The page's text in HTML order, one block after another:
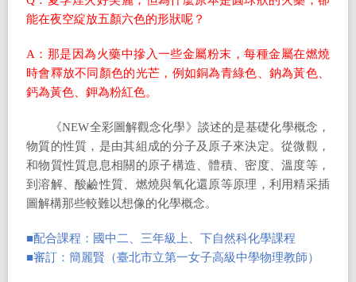
能在夜空綻放五顏六色的形狀呢？
A：那是因為火藥中摻入一些金屬粉末，每種金屬在燃燒
時會釋放不同顏色的光芒，例如銅為青綠色、鈉為黃色、
鈣為黃色、鉀為粉紅色。
《NEW全彩圖解觀念化學》談述的是基礎化學概念，
物質的性質，是由其組成的分子及原子來決定。從微觀，
和物質性質息息相關的原子構造、體積、密度、溫度等，
到溶解、酸鹼性質、燃燒與氧化還原等原理，利用精采插
圖解構那些較難以想像的化學概念。
■配合課程：國中二、三年級上、下自然科化學課程
■審訂：簡麗賢（臺北市立第一女子高級中學物理教師）